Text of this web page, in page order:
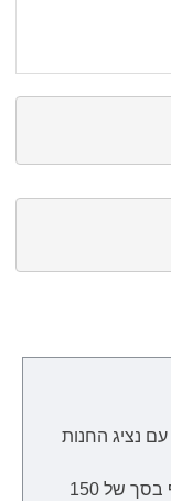
עם נציג החנות
הובלה ליישובים המרוחקים מהמרכז, כגון: כל המרוחק מכרמיאל שבצפון, כל המרוחק מבאר שבע שבדרום וירושלים יגבו בתשלום נוסף בסך של 150